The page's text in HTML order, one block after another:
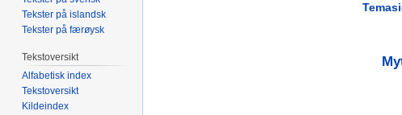
Tekster på islandsk
Tekster på færøysk
Tekstoversikt
Alfabetisk index
Tekstoversikt
Kildeindex